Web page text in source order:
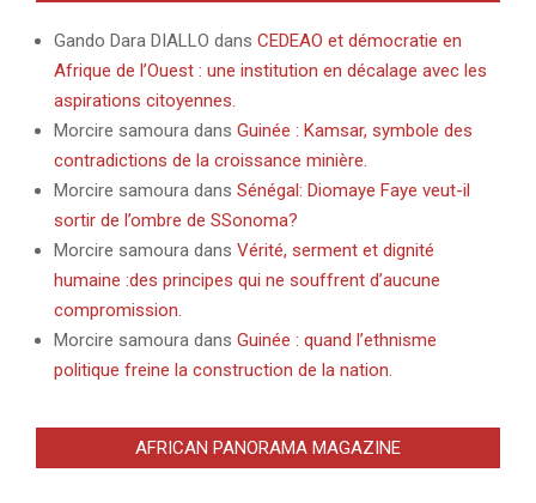
Gando Dara DIALLO dans CEDEAO et démocratie en
Afrique de l’Ouest : une institution en décalage avec les
aspirations citoyennes.
Morcire samoura dans Guinée : Kamsar, symbole des
contradictions de la croissance minière.
Morcire samoura dans Sénégal: Diomaye Faye veut-il
sortir de l’ombre de SSonoma?
Morcire samoura dans Vérité, serment et dignité
humaine :des principes qui ne souffrent d’aucune
compromission.
Morcire samoura dans Guinée : quand l’ethnisme
politique freine la construction de la nation.
AFRICAN PANORAMA MAGAZINE